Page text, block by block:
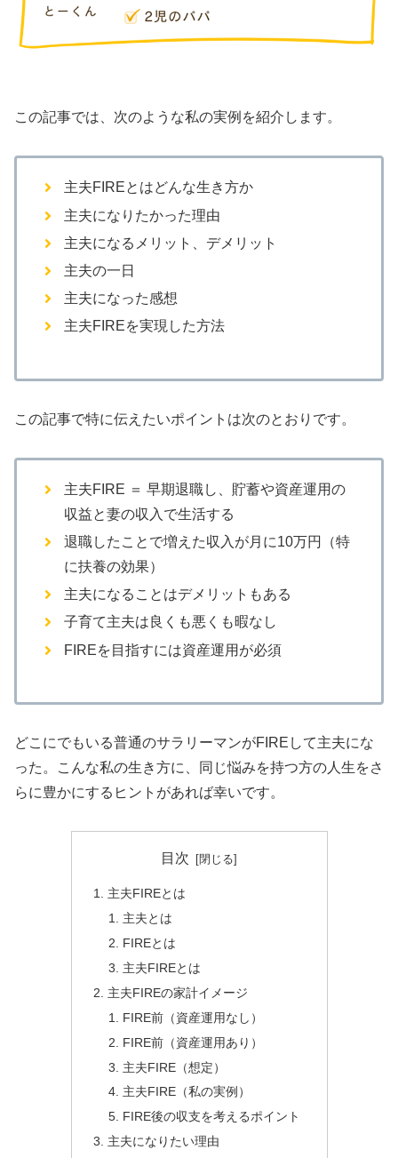
この記事では、次のような私の実例を紹介します。
主夫FIREとはどんな生き方か
主夫になりたかった理由
主夫になるメリット、デメリット
主夫の一日
主夫になった感想
主夫FIREを実現した方法
この記事で特に伝えたいポイントは次のとおりです。
主夫FIRE ＝ 早期退職し、貯蓄や資産運用の
収益と妻の収入で生活する
退職したことで増えた収入が月に10万円（特
に扶養の効果）
主夫になることはデメリットもある
子育て主夫は良くも悪くも暇なし
FIREを目指すには資産運用が必須
どこにでもいる普通のサラリーマンがFIREして主夫にな
った。こんな私の生き方に、同じ悩みを持つ方の人生をさ
らに豊かにするヒントがあれば幸いです。
目次
主夫FIREとは
主夫とは
FIREとは
主夫FIREとは
主夫FIREの家計イメージ
FIRE前（資産運用なし）
FIRE前（資産運用あり）
主夫FIRE（想定）
主夫FIRE（私の実例）
FIRE後の収支を考えるポイント
主夫になりたい理由